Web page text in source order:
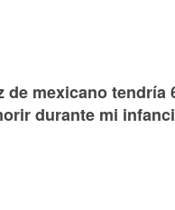
mexicano tendría
durante mi